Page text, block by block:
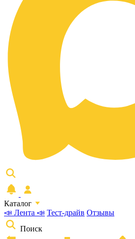
Каталог
📣 Лента 📣 Тест-драйв Отзывы
Поиск